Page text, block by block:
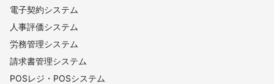
電子契約システム
人事評価システム
労務管理システム
請求書管理システム
POSレジ・POSシステム